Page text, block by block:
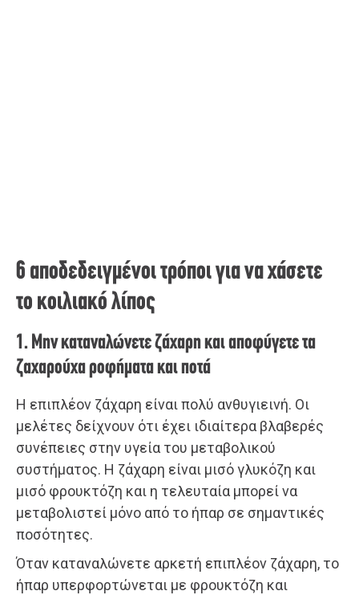
6 αποδεδειγμένοι τρόποι για να χάσετε
το κοιλιακό λίπος
1. Μην καταναλώνετε ζάχαρη και αποφύγετε τα
ζαχαρούχα ροφήματα και ποτά
Η επιπλέον ζάχαρη είναι πολύ ανθυγιεινή. Οι
μελέτες δείχνουν ότι έχει ιδιαίτερα βλαβερές
συνέπειες στην υγεία του μεταβολικού
συστήματος. Η ζάχαρη είναι μισό γλυκόζη και
μισό φρουκτόζη και η τελευταία μπορεί να
μεταβολιστεί μόνο από το ήπαρ σε σημαντικές
ποσότητες.
Όταν καταναλώνετε αρκετή επιπλέον ζάχαρη, το
ήπαρ υπερφορτώνεται με φρουκτόζη και